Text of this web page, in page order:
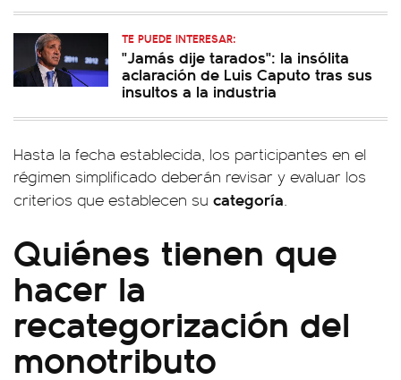
TE PUEDE INTERESAR:
"Jamás dije tarados": la insólita
aclaración de Luis Caputo tras sus
insultos a la industria
Hasta la fecha establecida, los participantes en el
régimen simplificado deberán revisar y evaluar los
criterios que establecen su categoría.
Quiénes tienen que
hacer la
recategorización del
monotributo